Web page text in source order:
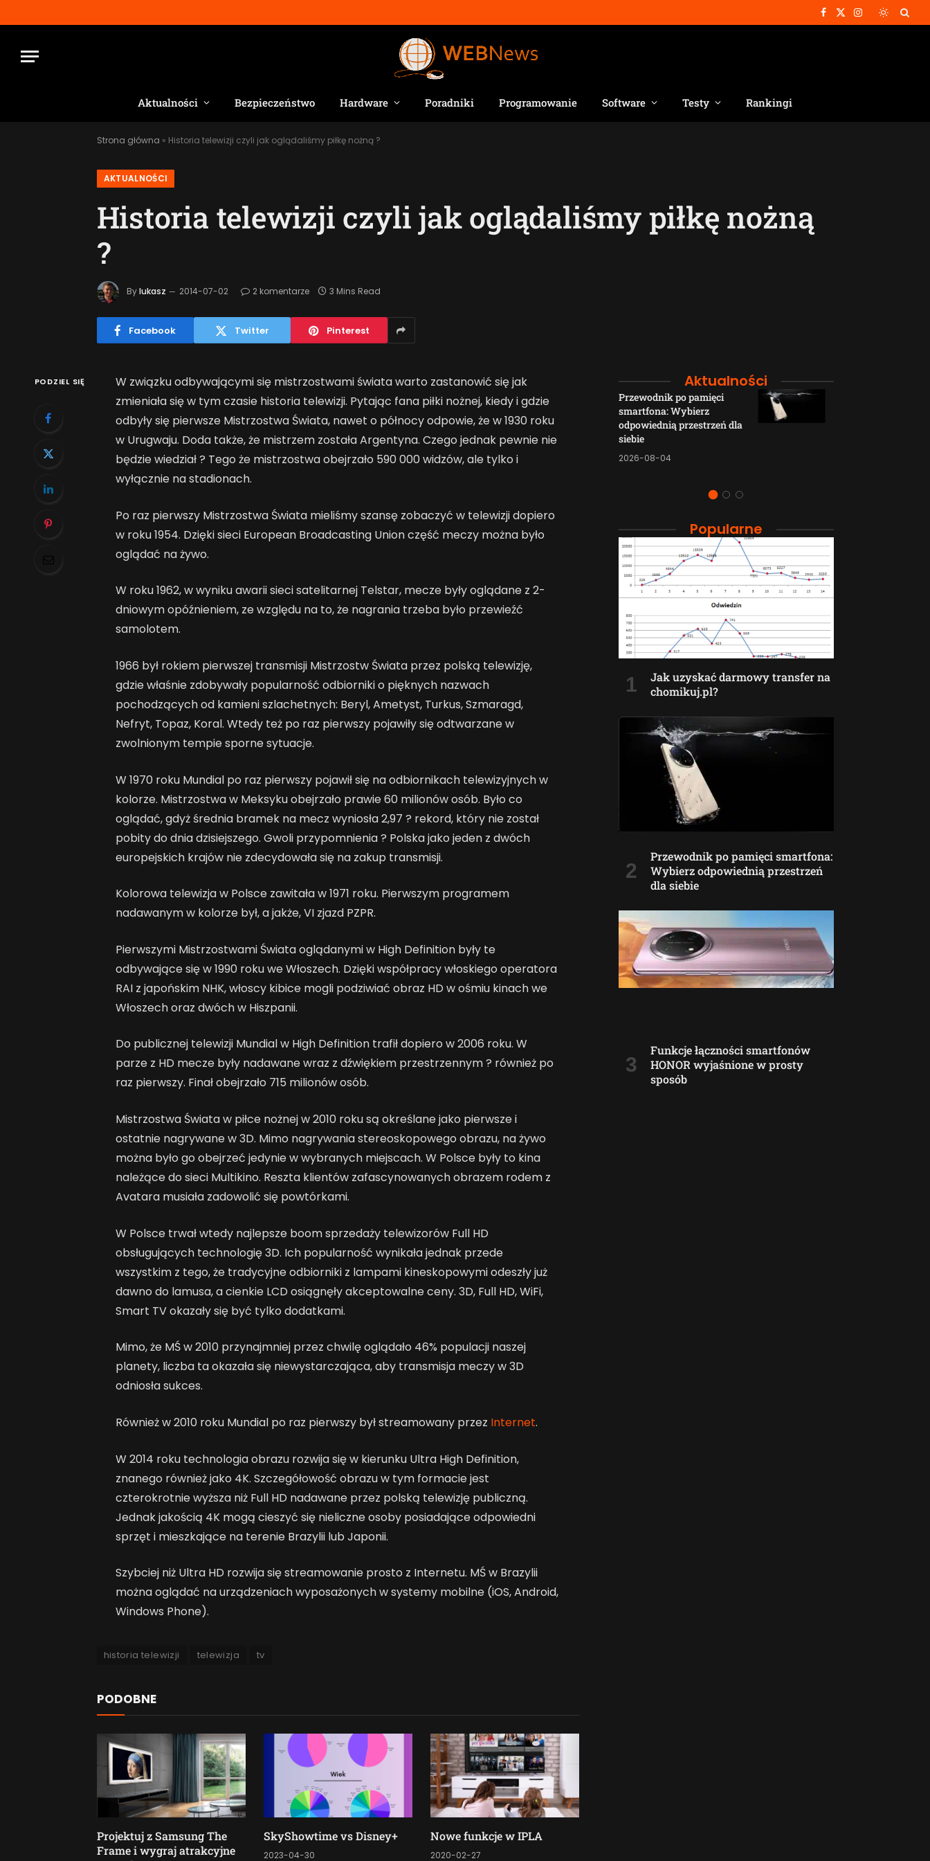
Facebook
X
Instagram
Aktualności Bezpieczeństwo Hardware Poradniki Programowanie Software Testy Rankingi
Strona główna » Historia telewizji czyli jak oglądaliśmy piłkę nożną ?
AKTUALNOŚCI
Historia telewizji czyli jak oglądaliśmy piłkę nożną
?
By lukasz 2014-07-02 2 komentarze 3 Mins Read
Facebook Twitter Pinterest
PODZIEL SIĘ
W związku odbywającymi się mistrzostwami świata warto zastanowić się jak
zmieniała się w tym czasie historia telewizji. Pytając fana piłki nożnej, kiedy i gdzie
odbyły się pierwsze Mistrzostwa Świata, nawet o północy odpowie, że w 1930 roku
w Urugwaju. Doda także, że mistrzem została Argentyna. Czego jednak pewnie nie
będzie wiedział ? Tego że mistrzostwa obejrzało 590 000 widzów, ale tylko i
wyłącznie na stadionach.
Po raz pierwszy Mistrzostwa Świata mieliśmy szansę zobaczyć w telewizji dopiero
w roku 1954. Dzięki sieci European Broadcasting Union część meczy można było
oglądać na żywo.
W roku 1962, w wyniku awarii sieci satelitarnej Telstar, mecze były oglądane z 2-
dniowym opóźnieniem, ze względu na to, że nagrania trzeba było przewieźć
samolotem.
1966 był rokiem pierwszej transmisji Mistrzostw Świata przez polską telewizję,
gdzie właśnie zdobywały popularność odbiorniki o pięknych nazwach
pochodzących od kamieni szlachetnych: Beryl, Ametyst, Turkus, Szmaragd,
Nefryt, Topaz, Koral. Wtedy też po raz pierwszy pojawiły się odtwarzane w
zwolnionym tempie sporne sytuacje.
W 1970 roku Mundial po raz pierwszy pojawił się na odbiornikach telewizyjnych w
kolorze. Mistrzostwa w Meksyku obejrzało prawie 60 milionów osób. Było co
oglądać, gdyż średnia bramek na mecz wyniosła 2,97 ? rekord, który nie został
pobity do dnia dzisiejszego. Gwoli przypomnienia ? Polska jako jeden z dwóch
europejskich krajów nie zdecydowała się na zakup transmisji.
Kolorowa telewizja w Polsce zawitała w 1971 roku. Pierwszym programem
nadawanym w kolorze był, a jakże, VI zjazd PZPR.
Pierwszymi Mistrzostwami Świata oglądanymi w High Definition były te
odbywające się w 1990 roku we Włoszech. Dzięki współpracy włoskiego operatora
RAI z japońskim NHK, włoscy kibice mogli podziwiać obraz HD w ośmiu kinach we
Włoszech oraz dwóch w Hiszpanii.
Do publicznej telewizji Mundial w High Definition trafił dopiero w 2006 roku. W
parze z HD mecze były nadawane wraz z dźwiękiem przestrzennym ? również po
raz pierwszy. Finał obejrzało 715 milionów osób.
Mistrzostwa Świata w piłce nożnej w 2010 roku są określane jako pierwsze i
ostatnie nagrywane w 3D. Mimo nagrywania stereoskopowego obrazu, na żywo
można było go obejrzeć jedynie w wybranych miejscach. W Polsce były to kina
należące do sieci Multikino. Reszta klientów zafascynowanych obrazem rodem z
Avatara musiała zadowolić się powtórkami.
W Polsce trwał wtedy najlepsze boom sprzedaży telewizorów Full HD
obsługujących technologię 3D. Ich popularność wynikała jednak przede
wszystkim z tego, że tradycyjne odbiorniki z lampami kineskopowymi odeszły już
dawno do lamusa, a cienkie LCD osiągnęły akceptowalne ceny. 3D, Full HD, WiFi,
Smart TV okazały się być tylko dodatkami.
Mimo, że MŚ w 2010 przynajmniej przez chwilę oglądało 46% populacji naszej
planety, liczba ta okazała się niewystarczająca, aby transmisja meczy w 3D
odniosła sukces.
Również w 2010 roku Mundial po raz pierwszy był streamowany przez Internet.
W 2014 roku technologia obrazu rozwija się w kierunku Ultra High Definition,
znanego również jako 4K. Szczegółowość obrazu w tym formacie jest
czterokrotnie wyższa niż Full HD nadawane przez polską telewizję publiczną.
Jednak jakością 4K mogą cieszyć się nieliczne osoby posiadające odpowiedni
sprzęt i mieszkające na terenie Brazylii lub Japonii.
Szybciej niż Ultra HD rozwija się streamowanie prosto z Internetu. MŚ w Brazylii
można oglądać na urządzeniach wyposażonych w systemy mobilne (iOS, Android,
Windows Phone).
historia telewizji telewizja tv
PODOBNE
Projektuj z Samsung The
Frame i wygraj atrakcyjne
SkyShowtime vs Disney+
2023-04-30
Nowe funkcje w IPLA
2020-02-27
Aktualności
Jak AI zmienia e-
commerce?
2026-04-27
Przewodnik po pamięci
smartfona: Wybierz
odpowiednią przestrzeń dla
siebie
2026-08-04
Popularne
Jak uzyskać darmowy transfer na
chomikuj.pl?
Przewodnik po pamięci smartfona:
Wybierz odpowiednią przestrzeń
dla siebie
Funkcje łączności smartfonów
HONOR wyjaśnione w prosty
sposób